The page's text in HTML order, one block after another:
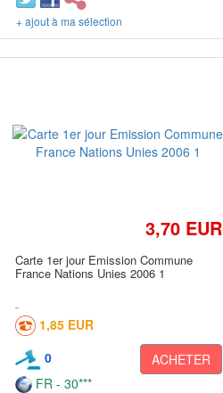
+ ajout à ma sélection
3,70 EUR
Carte 1er jour Emission Commune
France Nations Unies 2006 1
1,85 EUR
0
ACHETER
FR - 30***